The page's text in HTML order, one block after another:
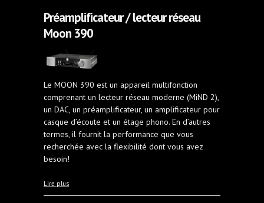
Préamplificateur / lecteur réseau
Moon 390
Le MOON 390 est un appareil multifonction
comprenant un lecteur réseau moderne (MiND 2),
un DAC, un préamplificateur, un amplificateur pour
casque d’écoute et un étage phono. En d’autres
termes, il fournit la performance que vous
recherchée avec la flexibilité dont vous avez
besoin!
Lire plus